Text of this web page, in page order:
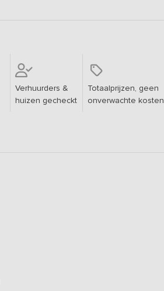
Verhuurders &
huizen gecheckt
Totaalprijzen, geen
onverwachte kosten